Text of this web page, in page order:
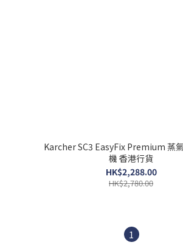
Karcher SC3 EasyFix Premium 蒸
機 香港行貨
HK$2,288.00
HK$2,780.00
1